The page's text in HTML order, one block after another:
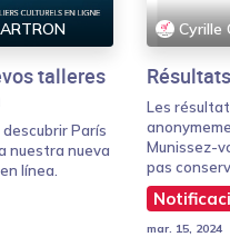
talleres
París
nuestra nueva
línea.
Cyrille
Les
Munissez-
pas
mar. 15, 2024